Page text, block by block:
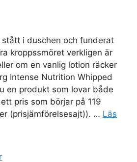
stått i duschen och funderat
kroppssmöret verkligen är
om en vanlig lotion räcker
Intense Nutrition Whipped
en produkt som lovar både
pris som börjar på 119
(prisjämförelsesajt)). … Läs